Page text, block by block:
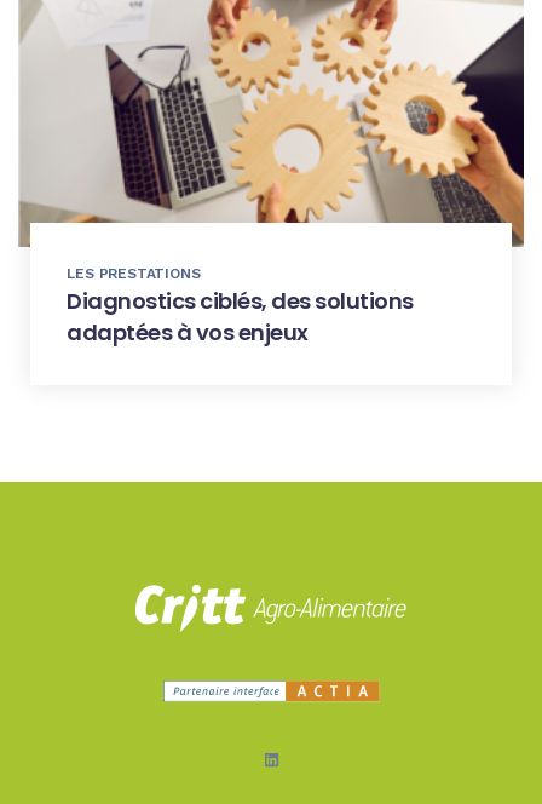
LES PRESTATIONS
Diagnostics ciblés, des solutions
adaptées à vos enjeux
LinkedIn